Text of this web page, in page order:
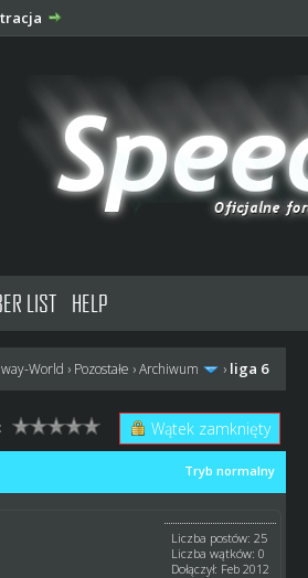
LIST HELP
World › Pozostałe ›Archiwum › liga 6
Wątek zamknięty
Tryb normalny
Liczba postów: 25
Liczba wątków: 0
Dołączył: Feb 2012